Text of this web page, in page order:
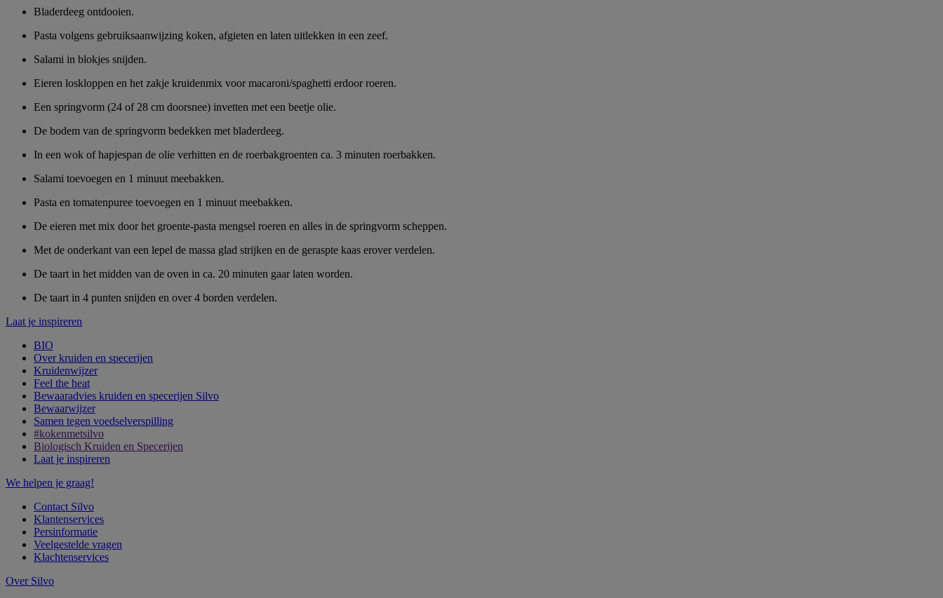
Bladerdeeg ontdooien.
Pasta volgens gebruiksaanwijzing koken, afgieten en laten uitlekken in een zeef.
Salami in blokjes snijden.
Eieren loskloppen en het zakje kruidenmix voor macaroni/spaghetti erdoor roeren.
Een springvorm (24 of 28 cm doorsnee) invetten met een beetje olie.
De bodem van de springvorm bedekken met bladerdeeg.
In een wok of hapjespan de olie verhitten en de roerbakgroenten ca. 3 minuten roerbakken.
Salami toevoegen en 1 minuut meebakken.
Pasta en tomatenpuree toevoegen en 1 minuut meebakken.
De eieren met mix door het groente-pasta mengsel roeren en alles in de springvorm scheppen.
Met de onderkant van een lepel de massa glad strijken en de geraspte kaas erover verdelen.
De taart in het midden van de oven in ca. 20 minuten gaar laten worden.
De taart in 4 punten snijden en over 4 borden verdelen.
Laat je inspireren
BIO
Over kruiden en specerijen
Kruidenwijzer
Feel the heat
Bewaaradvies kruiden en specerijen Silvo
Bewaarwijzer
Samen tegen voedselverspilling
#kokenmetsilvo
Biologisch Kruiden en Specerijen
Laat je inspireren
We helpen je graag!
Contact Silvo
Klantenservices
Persinformatie
Veelgestelde vragen
Klachtenservices
Over Silvo